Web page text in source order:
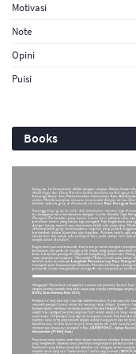
Motivasi
Note
Opini
Puisi
Books